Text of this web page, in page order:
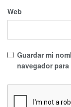
Web
Guardar mi
navegador